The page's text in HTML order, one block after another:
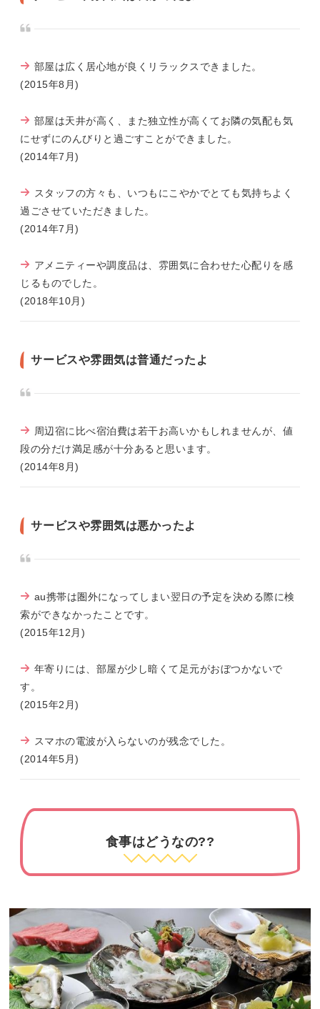
部屋は広く居心地が良くリラックスできました。
(2015年8月)
部屋は天井が高く、また独立性が高くてお隣の気配も気
にせずにのんびりと過ごすことができました。
(2014年7月)
スタッフの方々も、いつもにこやかでとても気持ちよく
過ごさせていただきました。
(2014年7月)
アメニティーや調度品は、雰囲気に合わせた心配りを感
じるものでした。
(2018年10月)
サービスや雰囲気は普通だったよ
周辺宿に比べ宿泊費は若干お高いかもしれませんが、値
段の分だけ満足感が十分あると思います。
(2014年8月)
サービスや雰囲気は悪かったよ
au携帯は圏外になってしまい翌日の予定を決める際に検
索ができなかったことです。
(2015年12月)
年寄りには、部屋が少し暗くて足元がおぼつかないで
す。
(2015年2月)
スマホの電波が入らないのが残念でした。
(2014年5月)
食事はどうなの??